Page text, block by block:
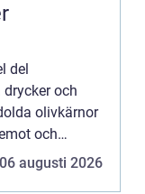
del
och
olivkärnor
och
06 augusti 2026